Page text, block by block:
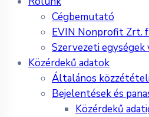
Cégbemutató
EVIN Nonprofit Zrt.
Szervezeti
Közérdekű adatok
Általános
Bejelentések és
Közérdekű